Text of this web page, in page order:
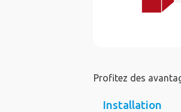
Profitez des
Installation